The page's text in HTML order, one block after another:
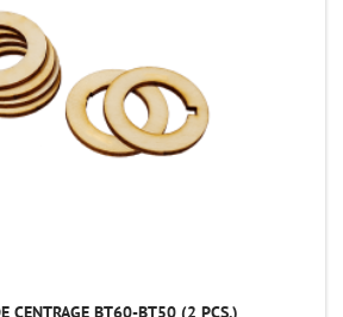
CENTRAGE BT60-BT50 (2 PCS.)